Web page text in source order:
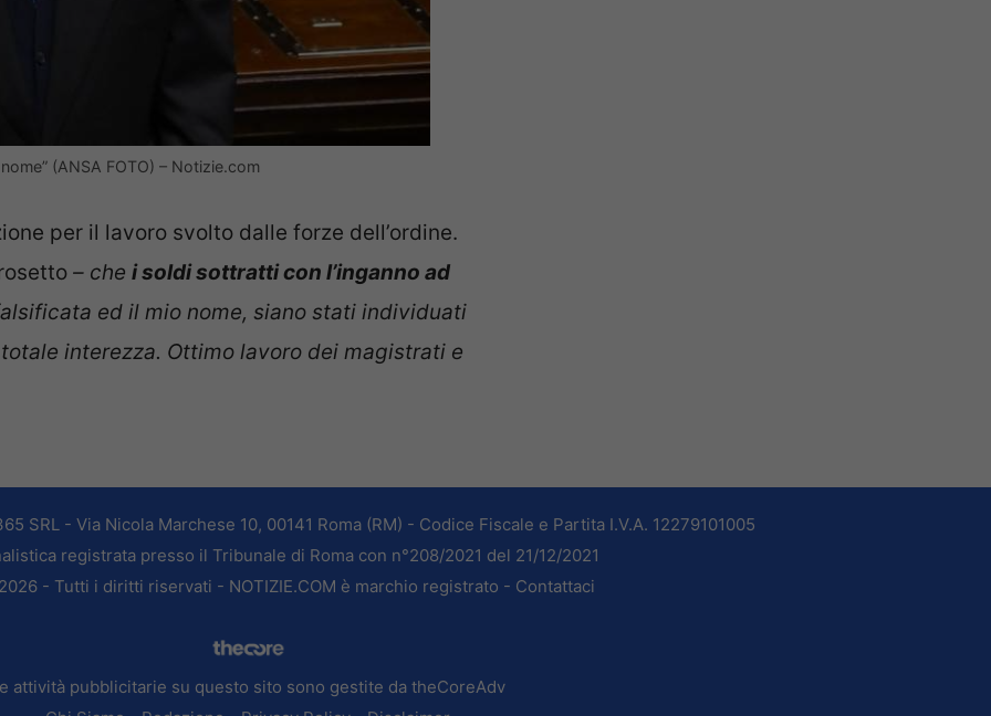
(ANSA FOTO) – Notizie.com
per il lavoro svolto dalle forze dell’ordine.
– che i soldi sottratti con l’inganno ad
ed il mio nome, siano stati individuati
interezza. Ottimo lavoro dei magistrati e
SRL - Via Nicola Marchese 10, 00141 Roma (RM) - Codice Fiscale e Partita I.V.A. 12279101005
registrata presso il Tribunale di Roma con n°208/2021 del 21/12/2021
- Tutti i diritti riservati - NOTIZIE.COM è marchio registrato - Contattaci
attività pubblicitarie su questo sito sono gestite da theCoreAdv